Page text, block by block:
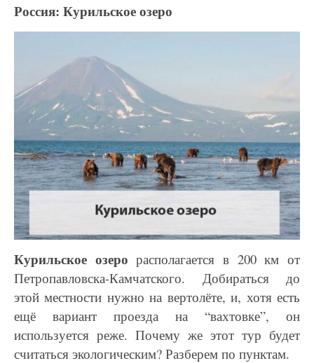
Россия: Курильское озеро
Курильское озеро располагается в 200 км от
Петропавловска-Камчатского. Добираться до
этойместности нужно на вертолёте, и, хотя есть
ещё вариант проезда на “вахтовке”, он
используется реже. Почему же этот тур будет
считаться экологическим? Разберем по пунктам.